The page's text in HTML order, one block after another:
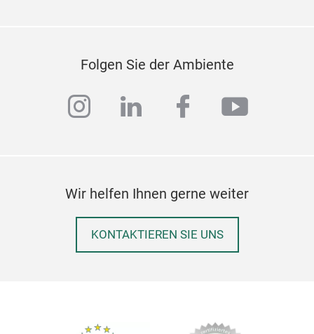
Folgen Sie der Ambiente
instagram
linkedinfacebook
Wir helfen Ihnen gerne weiter
KONTAKTIEREN SIE UNS